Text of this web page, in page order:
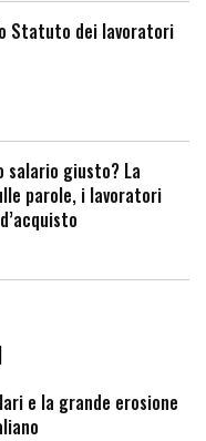
Statuto dei lavoratori
salario giusto? La
parole, i lavoratori
e la grande erosione